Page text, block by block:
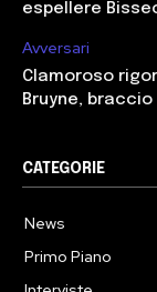
espellere
Avversari
Clamoroso
Bruyne,
CATEGORIE
News
Primo Piano